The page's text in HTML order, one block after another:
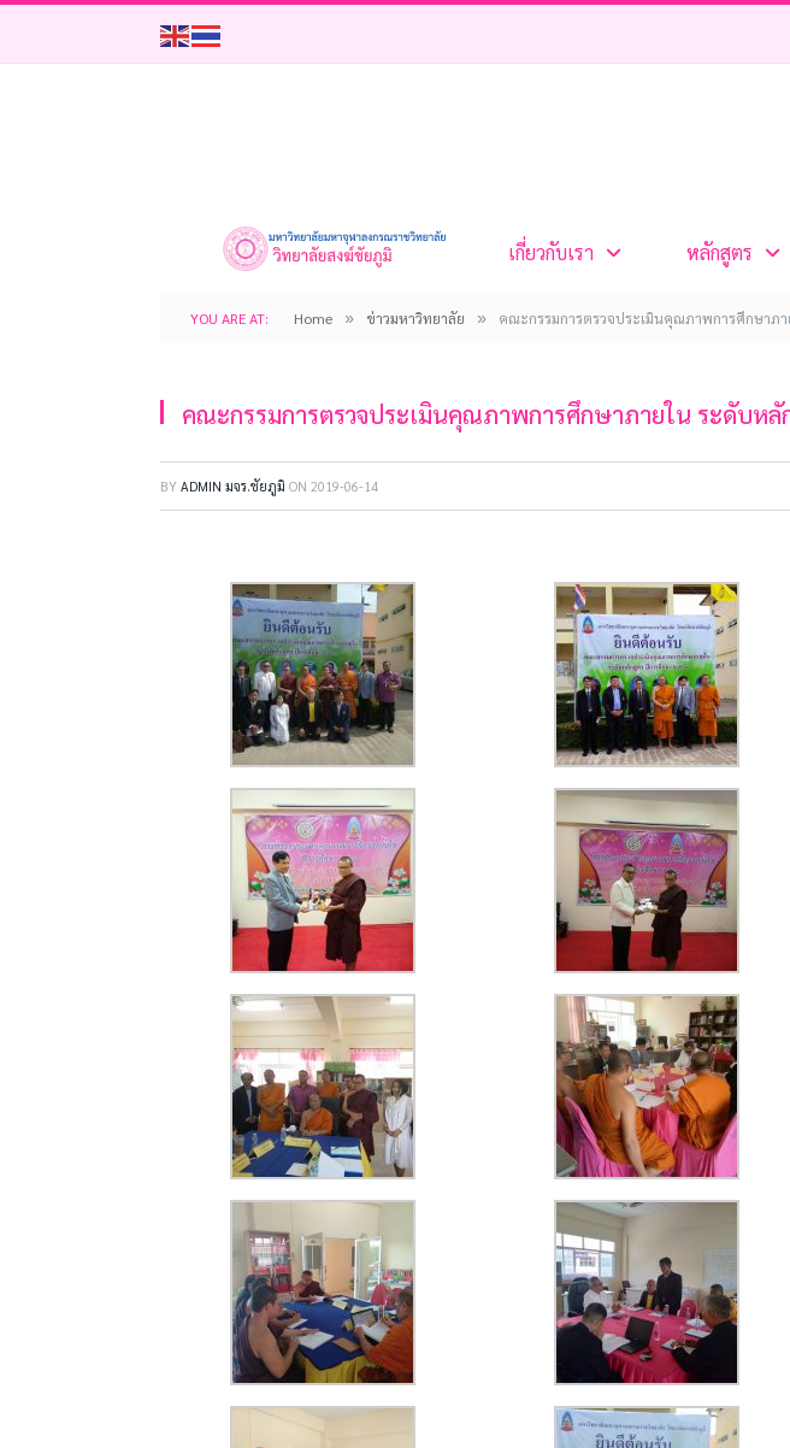
เกี่ยวกับเรา หลักสูตร
YOU ARE AT: Home » ข่าวมหาวิทยาลัย » คณะกรรมการตรวจประเมินคุณภาพการศึกษาภ
คณะกรรมการตรวจประเมินคุณภาพการศึกษาภายใน ระดับหลั
BY ADMIN มจร.ชัยภูมิ ON 2019-06-14